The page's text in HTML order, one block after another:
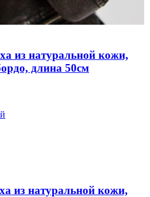
из натуральной кожи,
длина 50см
из натуральной кожи,